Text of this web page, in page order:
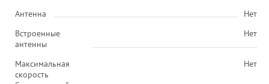
Антенна
Нет
Встроенные
антенны
Нет
Максимальная
скорость
Нет